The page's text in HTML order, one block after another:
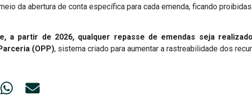
da abertura de conta específica para cada emenda, ficando
a partir de 2026, qualquer repasse de emendas seja
(OPP), sistema criado para aumentar a rastreabilidade dos